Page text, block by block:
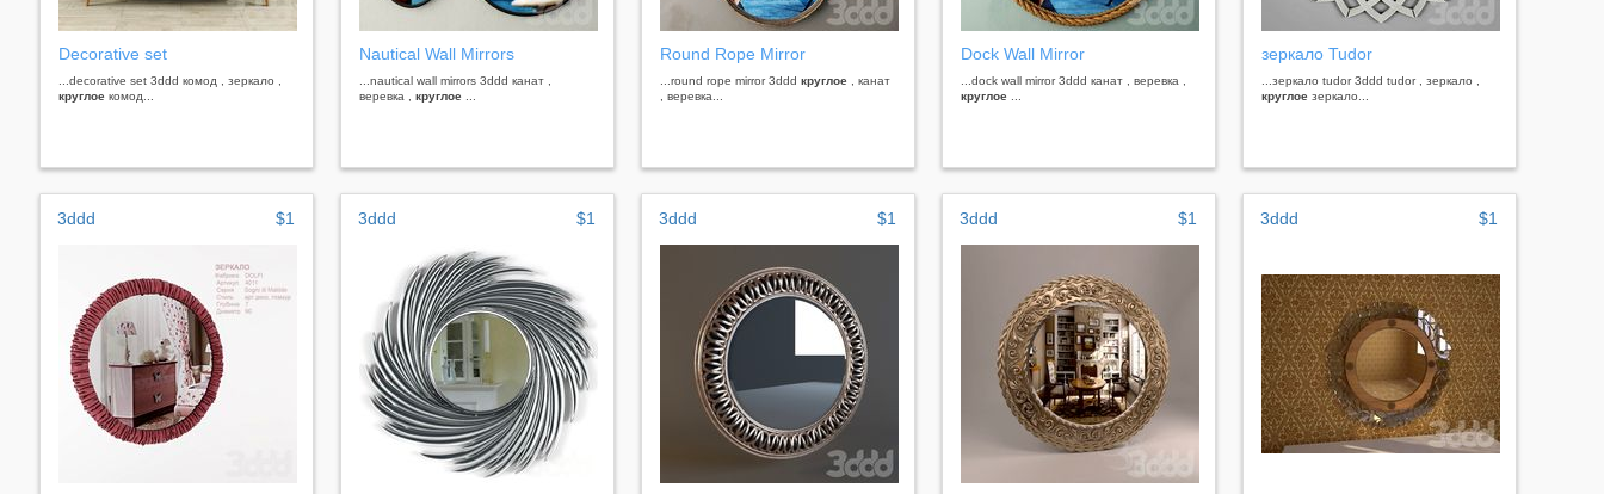
Decorative set
...decorative set 3ddd комод , зеркало ,
круглое комод...
Nautical Wall Mirrors
...nautical wall mirrors 3ddd канат ,
веревка , круглое
Round Rope Mirror
...round rope mirror 3ddd круглое , канат
, веревка...
Dock Wall Mirror
...dock wall mirror 3ddd канат , веревка ,
круглое
зеркало Tudor
...зеркало tudor 3ddd tudor , зеркало ,
круглое зеркало...
3ddd $1 3ddd $1 3ddd $1 3ddd $1 3ddd $1